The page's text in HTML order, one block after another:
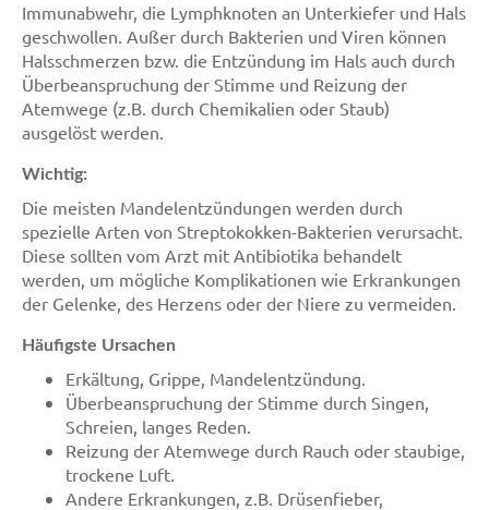
Immunabwehr, die Lymphknoten an Unterkiefer und Hals
geschwollen. Außer durch Bakterien und Viren können
Halsschmerzen bzw. die Entzündung im Hals auch durch
Überbeanspruchung der Stimme und Reizung der
Atemwege (z.B. durch Chemikalien oder Staub)
ausgelöst werden.
Wichtig:
Die meisten Mandelentzündungen werden durch
spezielle Arten von Streptokokken-Bakterien verursacht.
Diese sollten vom Arzt mit Antibiotika behandelt
werden, um mögliche Komplikationen wie Erkrankungen
der Gelenke, des Herzens oder der Niere zu vermeiden.
Häufigste Ursachen
Erkältung, Grippe, Mandelentzündung.
Überbeanspruchung der Stimme durch Singen,
Schreien, langes Reden.
Reizung der Atemwege durch Rauch oder staubige,
trockene Luft.
Andere Erkrankungen, z.B. Drüsenfieber,